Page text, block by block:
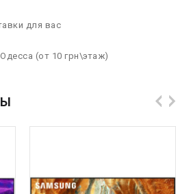
для вас
(от 10 грн\этаж)